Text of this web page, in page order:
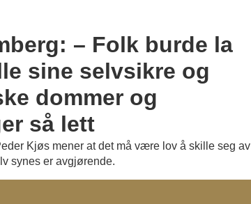
– Folk burde la
sine selvsikre og
dommer og
så lett
Kjøs mener at det må være lov å skille seg av
synes er avgjørende.